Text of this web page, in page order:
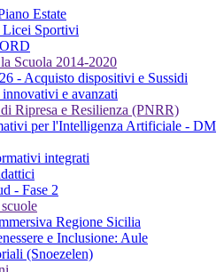
Estate
Sportivi
Scuola 2014-2020
- Acquisto dispositivi e Sussidi
e avanzati
Ripresa e Resilienza (PNRR)
per l'Intelligenza Artificiale - DM
integrati
- Fase 2
Regione Sicilia
e Inclusione: Aule
(Snoezelen)